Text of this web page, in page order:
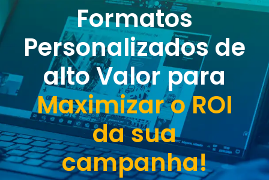
Formatos
Personalizados de
alto Valor para
Maximizar o ROI
da sua
campanha!